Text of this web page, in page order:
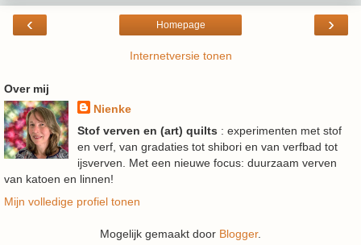
‹ ›
Homepage
Internetversie tonen
Over mij
Nienke
Stof verven en (art) quilts : experimenten met stof
en verf, van gradaties tot shibori en van verfbad tot
ijsverven. Met een nieuwe focus: duurzaam verven
van katoen en linnen!
Mijn volledige profiel tonen
Mogelijk gemaakt door Blogger.